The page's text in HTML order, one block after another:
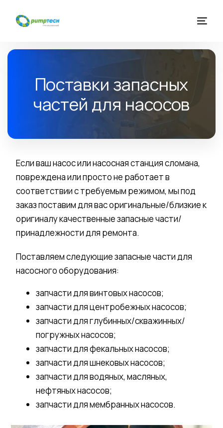
Поставки запасных
частей для насосов
Если ваш насос или насосная станция сломана,
повреждена или просто не работает в
соответствии с требуемым режимом, мы под
заказ поставим для вас оригинальные/близкие к
оригиналу качественные запасные части/
принадлежности для ремонта.
Поставляем следующие запасные части для
насосного оборудования:
запчасти для винтовых насосов;
запчасти для центробежных насосов;
запчасти для глубинных/скважинных/
погружных насосов;
запчасти для фекальных насосов;
запчасти для шнековых насосов;
запчасти для водяных, масляных,
нефтяных насосов;
запчасти для мембранных насосов.
Контакты